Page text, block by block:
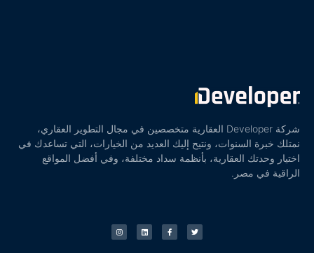
شركة Developer العقارية متخصصين في مجال التطوير العقاري،
نمتلك خبرة السنوات، ونتيح إليك العديد من الخيارات، التي تساعدك في
اختيار وحدتك العقارية، بأنظمة سداد مختلفة، وفي أفضل المواقع
الراقية في مصر.